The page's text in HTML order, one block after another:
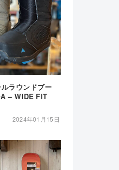
ラウンドブー
– WIDE FIT
2024年01月15日